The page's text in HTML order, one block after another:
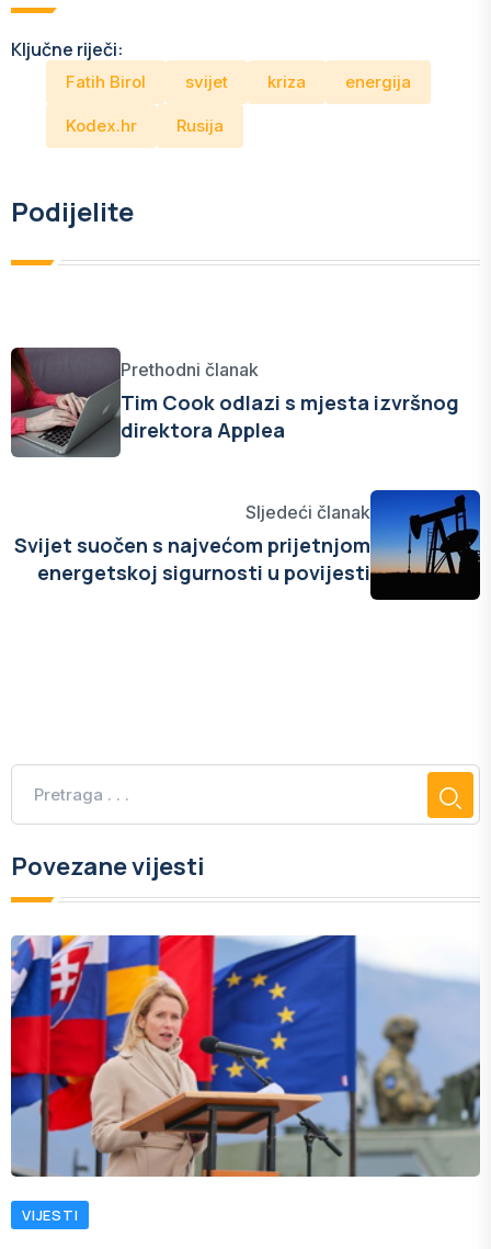
Ključne riječi:
Fatih Birol svijet kriza energija
Kodex.hr Rusija
Podijelite
Prethodni članak
Tim Cook odlazi s mjesta izvršnog
direktora Applea
Sljedeći članak
Svijet suočen s najvećom prijetnjom
energetskoj sigurnosti u povijesti
Povezane vijesti
VIJESTI